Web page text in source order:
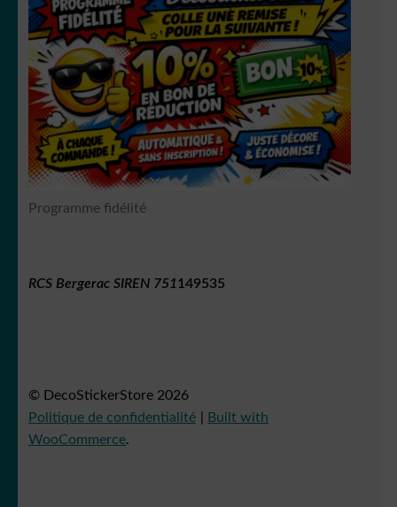
Programme fidélité
RCS Bergerac SIREN 751149535
© DecoStickerStore 2026
Politique de confidentialité
Built with
WooCommerce.